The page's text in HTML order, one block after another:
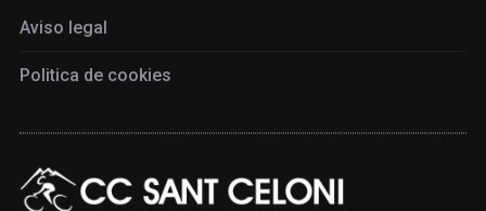
Aviso legal
Politica de cookies